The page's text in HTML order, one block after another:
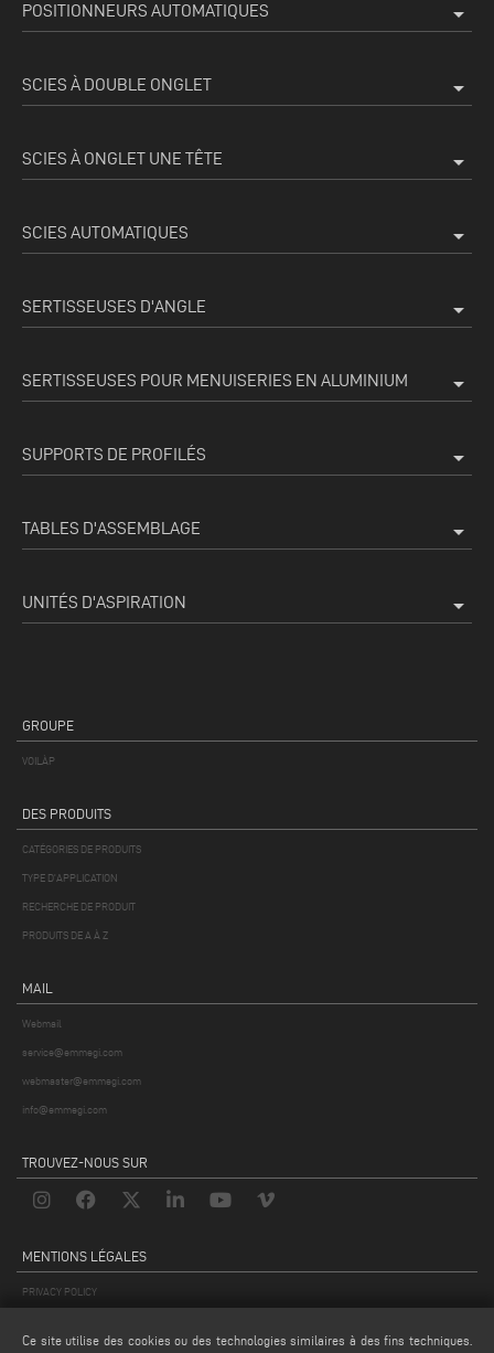
POSITIONNEURS AUTOMATIQUES arrow_drop_down
SCIES À DOUBLE ONGLET arrow_drop_down
SCIES À ONGLET UNE TÊTE arrow_drop_down
SCIES AUTOMATIQUES arrow_drop_down
SERTISSEUSES D'ANGLE arrow_drop_down
SERTISSEUSES POUR MENUISERIES EN ALUMINIUM arrow_drop_down
SUPPORTS DE PROFILÉS arrow_drop_down
TABLES D'ASSEMBLAGE arrow_drop_down
UNITÉS D'ASPIRATION arrow_drop_down
GROUPE
VOILÀP
DES PRODUITS
CATÉGORIES DE PRODUITS
TYPE D'APPLICATION
RECHERCHE DE PRODUIT
PRODUITS DE A À Z
MAIL
Webmail
service@emmegi.com
webmaster@emmegi.com
info@emmegi.com
TROUVEZ-NOUS SUR
MENTIONS LÉGALES
PRIVACY POLICY
Ce site utilise des cookies ou des technologies similaires à des fins techniques.